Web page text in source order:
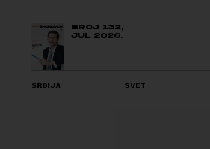
BROJ 132,
JUL 2026.
SRBIJA SVET